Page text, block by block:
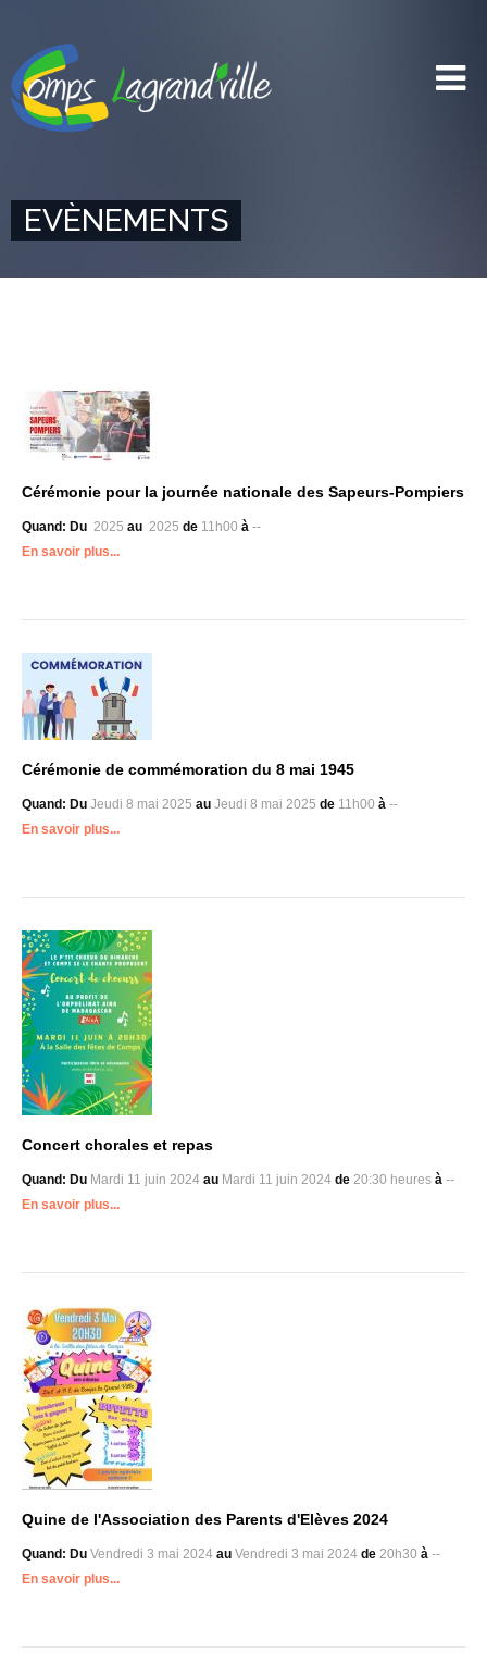
EVÈNEMENTS
Cérémonie pour la journée nationale des Sapeurs-Pompiers
Quand: Du 2025 au 2025 de 11h00 à --
En savoir plus...
Cérémonie de commémoration du 8 mai 1945
Quand: Du Jeudi 8 mai 2025 au Jeudi 8 mai 2025 de 11h00 à --
En savoir plus...
Concert chorales et repas
Quand: Du Mardi 11 juin 2024 au Mardi 11 juin 2024 de 20:30 heures à --
En savoir plus...
Quine de l'Association des Parents d'Elèves 2024
Quand: Du Vendredi 3 mai 2024 au Vendredi 3 mai 2024 de 20h30 à --
En savoir plus...